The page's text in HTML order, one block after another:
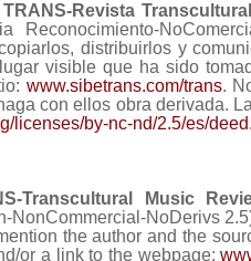
TRANS-Revista
Reconocimiento-
distribuirlos y
visible que ha sido
www.sibetrans.com/trans.
con ellos obra derivada.
licenses/by-nc-nd/2.5/es/
Transcultural Music
NonCommercial-NoDerivs
the author and the
or a link to the webpage: